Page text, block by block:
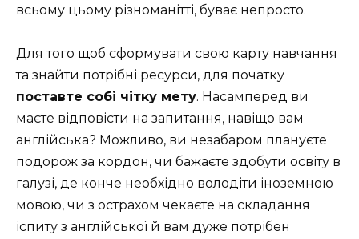
всьому цьому різноманітті, буває непросто.
Для того щоб сформувати свою карту навчання
та знайти потрібні ресурси, для початку
поставте собі чітку мету. Насамперед ви
маєте відповісти на запитання, навіщо вам
англійська? Можливо, ви незабаром плануєте
подорож за кордон, чи бажаєте здобути освіту в
галузі, де конче необхідно володіти іноземною
мовою, чи з острахом чекаєте на складання
іспиту з англійської й вам дуже потрібен